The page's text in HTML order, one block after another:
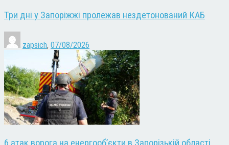
Три дні у Запоріжжі пролежав нездетонований КАБ
zapsich, 07/08/2026
6 атак ворога на енергооб’єкти в Запорізькій області